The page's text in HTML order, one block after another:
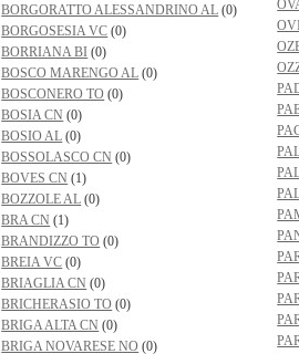
BORGORATTO ALESSANDRINO AL (0)
BORGOSESIA VC (0)
BORRIANA BI (0)
BOSCO MARENGO AL (0)
BOSCONERO TO (0)
BOSIA CN (0)
BOSIO AL (0)
BOSSOLASCO CN (0)
BOVES CN (1)
BOZZOLE AL (0)
BRA CN (1)
BRANDIZZO TO (0)
BREIA VC (0)
BRIAGLIA CN (0)
BRICHERASIO TO (0)
BRIGA ALTA CN (0)
BRIGA NOVARESE NO (0)